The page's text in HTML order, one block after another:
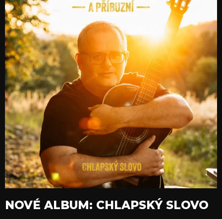
NOVÉ ALBUM: CHLAPSKÝ SLOVO